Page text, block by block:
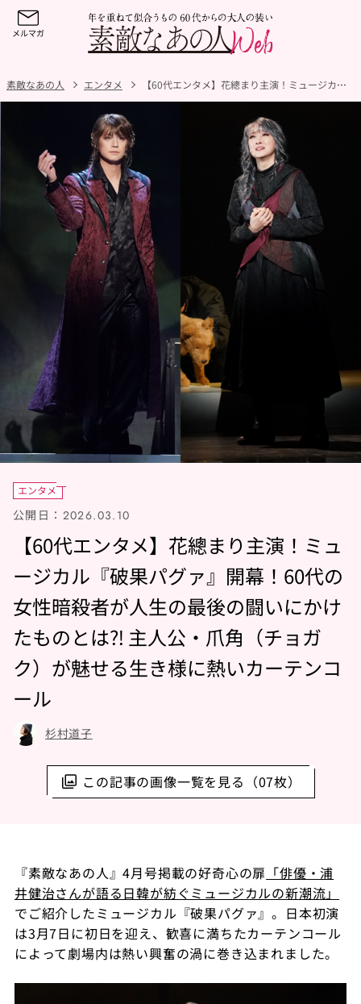
素敵なあの人 エンタメ 【60代エンタメ】花總まり主演！ミュージカル『破果パグァ』開幕！60代の女性暗殺者が人生の最後の闘いにかけたものとは⁈主人公・爪角（チョガク）が魅せる生き様に熱いカーテンコール
この記事の画像一覧を見る（07枚）
エンタメ
公開日： 2026.03.10
【60代エンタメ】花總まり主演！ミュ
ージカル『破果パグァ』開幕！60代の
女性暗殺者が人生の最後の闘いにかけ
たものとは⁈ 主人公・爪角（チョガ
ク）が魅せる生き様に熱いカーテンコ
ール
杉村道子
『素敵なあの人』4月号掲載の好奇心の扉 「俳優・浦
井健治さんが語る日韓が紡ぐミュージカルの新潮流」
でご紹介したミュージカル『破果パグァ』。日本初演
は3月7日に初日を迎え、歓喜に満ちたカーテンコール
によって劇場内は熱い興奮の渦に巻き込まれました。